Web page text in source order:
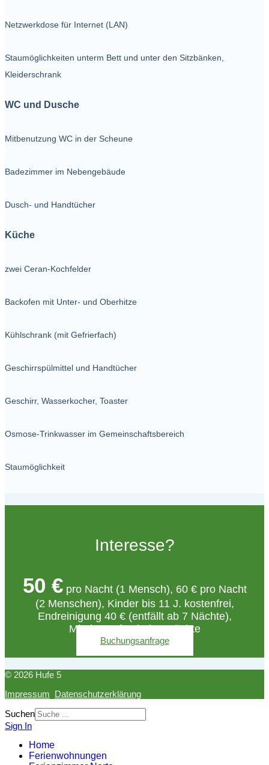
Netzwerkdose für Internet (LAN)
Staumöglichkeiten unterm Bett und unter den Sitzbänken,
Kleiderschrank
WC und Dusche
Mitbenutzung WC in der Scheune
Badezimmer im Nebengebäude
Dusch- und Handtücher
Küche
zwei Ceran-Kochfelder
Backofen mit Unter- und Oberhitze
Kühlschrank (mit Gefrierfach)
Geschirrspülmittel und Handtücher
Geschirr, Wasserkocher, Toaster
Osmose-Trinkwasser im Gemeinschaftsbereich
Staumöglichkeit
Interesse?
50 €pro Nacht (1 Mensch), 60 € pro Nacht
(2 Menschen), Kinder bis 11 J. kostenfrei,
Endreinigung 40 € (entfällt ab 7 Nächte),
Mindestaufenthalt 3 Nächte
Buchungsanfrage
© 2026 Hufe 5
Impressum Datenschutzerklärung
Suchen
Sign In
Home
Ferienwohnungen